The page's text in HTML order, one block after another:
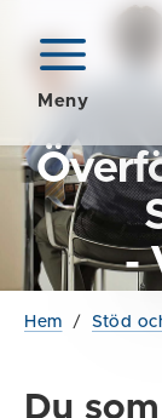
Meny
-
Hem / Stöd
Du